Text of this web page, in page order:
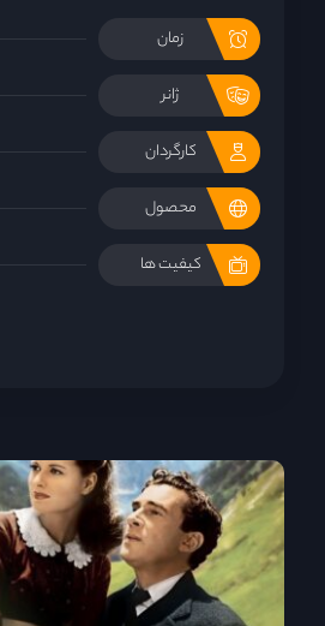
زمان
ژانر
کارگردان
محصول
کیفیت ها